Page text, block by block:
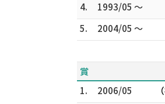
4.
1993/05 ～
5.
2004/05 ～
賞
1.
2006/05